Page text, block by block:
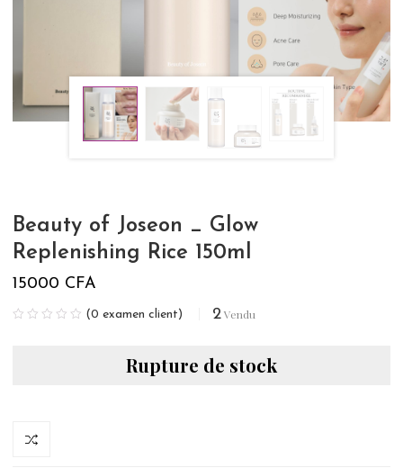
Beauty of Joseon _ Glow
Replenishing Rice 150ml
15000 CFA
(0 examen client) 2 Vendu
Rupture de stock